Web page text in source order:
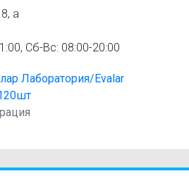
а
Сб-Вс: 08:00-20:00
Лаборатория/Evalar